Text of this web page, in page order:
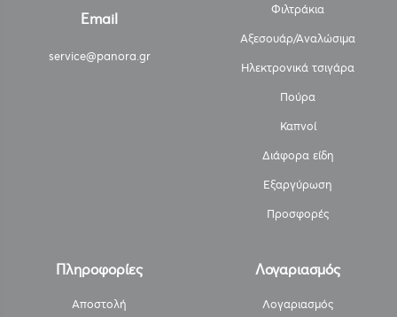
Email
service@panora.gr
Φιλτράκια
Αξεσουάρ/Αναλώσιμα
Ηλεκτρονικά τσιγάρα
Πούρα
Καπνοί
Διάφορα είδη
Εξαργύρωση
Προσφορές
Πληροφορίες
Αποστολή
Λογαριασμός
Λογαριασμός